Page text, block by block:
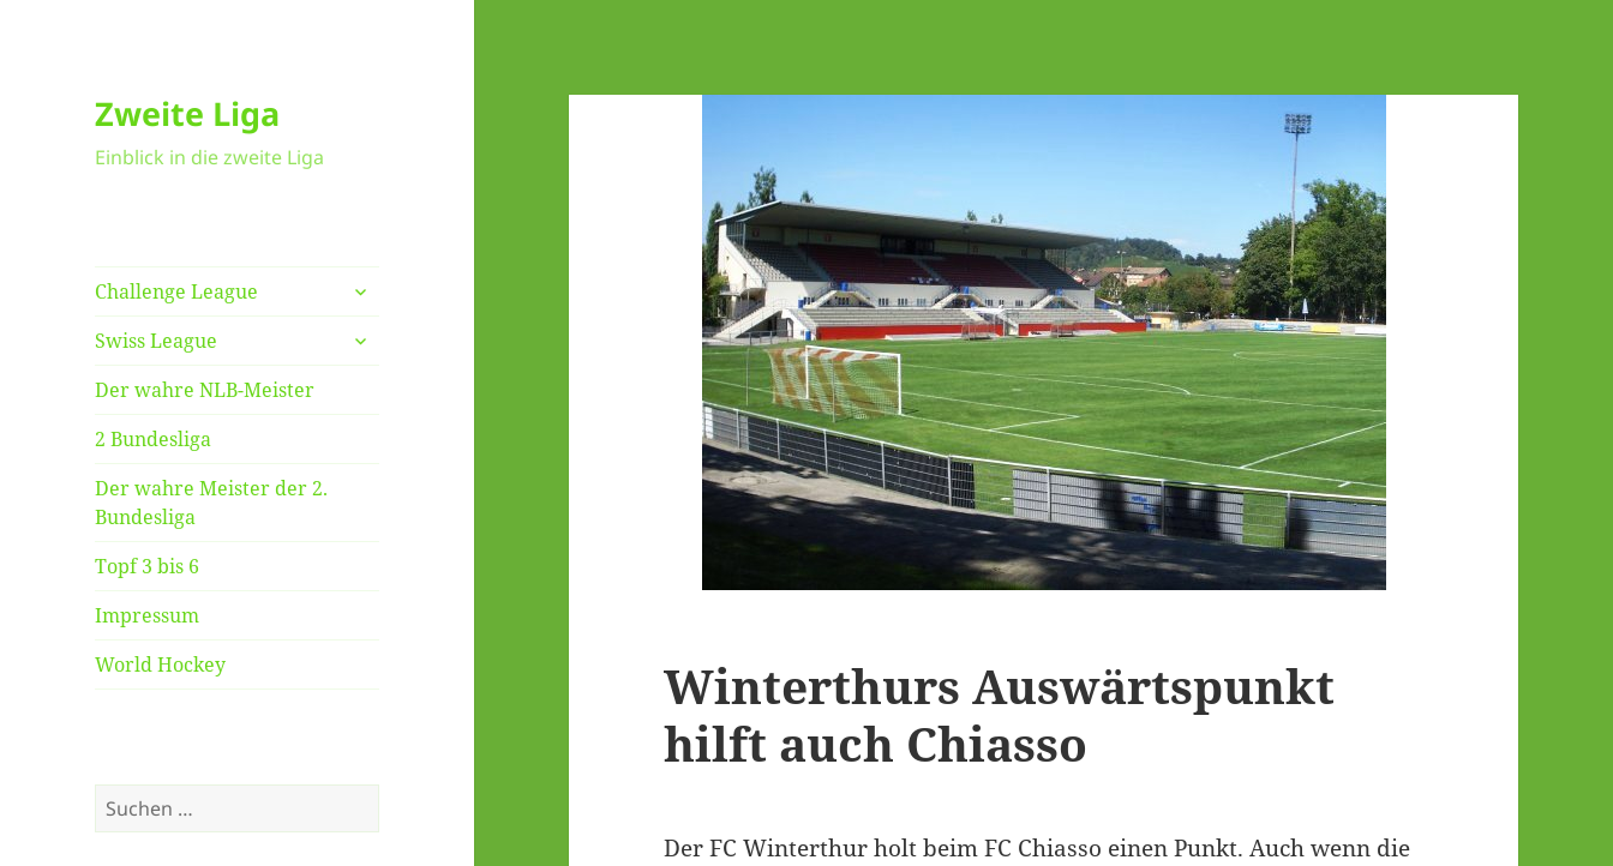
Zweite Liga
Einblick in die zweite Liga
Challenge League
untermenü
anzeigen
Swiss League
untermenü
anzeigen
Der wahre NLB-Meister
2 Bundesliga
Der wahre Meister der 2.
Bundesliga
Topf 3 bis 6
Impressum
World Hockey
Suche
nach:
Winterthurs Auswärtspunkt
hilft auch Chiasso
Der FC Winterthur holt beim FC Chiasso einen Punkt. Auch wenn die